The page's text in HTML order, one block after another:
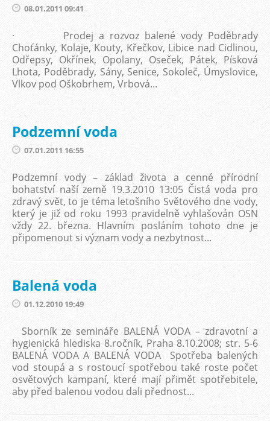
08.01.2011 09:41
· Prodej a rozvoz balené vody Poděbrady
Choťánky, Kolaje, Kouty, Křečkov, Libice nad Cidlinou,
Odřepsy, Okřínek, Opolany, Oseček, Pátek, Písková
Lhota, Poděbrady, Sány, Senice, Sokoleč, Úmyslovice,
Vlkov pod Oškobrhem, Vrbová...
Podzemní voda
07.01.2011 16:55
Podzemní vody – základ života a cenné přírodní
bohatství naší země 19.3.2010 13:05 Čistá voda pro
zdravý svět, to je téma letošního Světového dne vody,
který je již od roku 1993 pravidelně vyhlašován OSN
vždy 22. března. Hlavním posláním tohoto dne je
připomenout si význam vody a nezbytnost...
Balená voda
01.12.2010 19:49
Sborník ze semináře BALENÁ VODA – zdravotní a
hygienická hlediska 8.ročník, Praha 8.10.2008; str. 5-6
BALENÁ VODA A BALENÁ VODA Spotřeba balených
vod stoupá a s rostoucí spotřebou také roste počet
osvětových kampaní, které mají přimět spotřebitele,
aby před balenou vodou dali přednost...